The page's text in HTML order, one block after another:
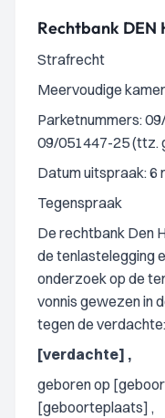
Rechtbank DEN
Strafrecht
Meervoudige kamer
Parketnummers:
09/051447-25 (ttz.
Datum uitspraak: 6
Tegenspraak
De rechtbank Den
de tenlastelegging
onderzoek op de
vonnis gewezen in
tegen de verdachte:
[verdachte] ,
geboren op
[geboorteplaats] ,